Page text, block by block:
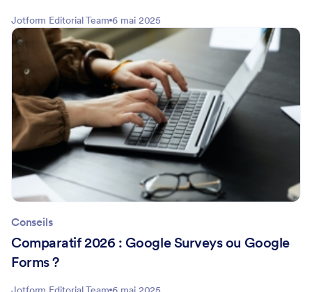
Jotform Editorial Team 6 mai 2025
Conseils
Comparatif 2026 : Google Surveys ou Google
Forms ?